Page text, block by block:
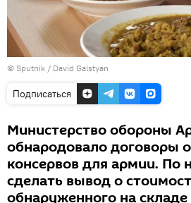
© Sputnik / David Galstyan
Подписаться
Министерство обороны
обнародовало договоры
консервов для армии.
сделать вывод о
обнаруженного на складе